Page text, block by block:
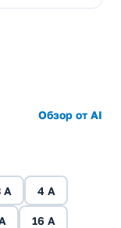
Обзор от AI
A 4 A
16 A